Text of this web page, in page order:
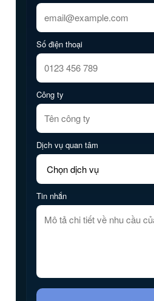
Số điện thoại
Công ty
Dịch vụ quan tâm
Tin nhắn